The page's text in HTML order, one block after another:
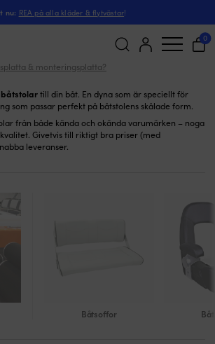
nu: REA på alla kläder & flytvästar!
0
båtstolar (1)
& monteringsplatta?
till din båt. En dyna som är speciellt för
som passar perfekt på båtstolens skålade form.
från både kända och okända varumärken – noga
Givetvis till riktigt bra priser (med
leveranser.
Båtsoffor